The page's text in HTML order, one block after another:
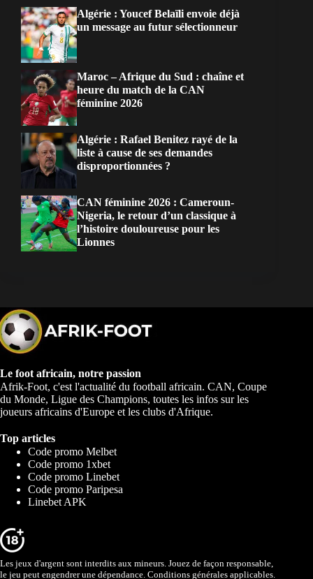
Algérie : Youcef Belaïli envoie déjà
un message au futur sélectionneur
Maroc – Afrique du Sud : chaîne et
heure du match de la CAN
féminine 2026
Algérie : Rafael Benitez rayé de la
liste à cause de ses demandes
disproportionnées ?
CAN féminine 2026 : Cameroun-
Nigeria, le retour d’un classique à
l’histoire douloureuse pour les
Lionnes
Le foot africain, notre passion
Afrik-Foot, c'est l'actualité du football africain. CAN, Coupe
du Monde, Ligue des Champions, toutes les infos sur les
joueurs africains d'Europe et les clubs d'Afrique.
Top articles
Code promo Melbet
Code promo 1xbet
Code promo Linebet
Code promo Paripesa
Linebet APK
Les jeux d'argent sont interdits aux mineurs. Jouez de façon responsable,
le jeu peut engendrer une dépendance. Conditions générales applicables.